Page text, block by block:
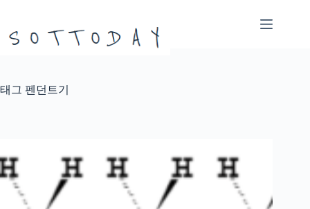
으
뛰
태그 펜던트기